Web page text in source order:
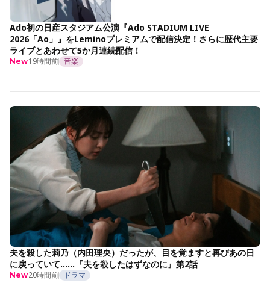
Ado初の日産スタジアム公演『Ado STADIUM LIVE
2026「Ao」』をLeminoプレミアムで配信決定！さらに歴代主要
ライブとあわせて5か月連続配信！
New19時間前 音楽
夫を殺した莉乃（内田理央）だったが、目を覚ますと再びあの日
に戻っていて……『夫を殺したはずなのに』第2話
New20時間前 ドラマ